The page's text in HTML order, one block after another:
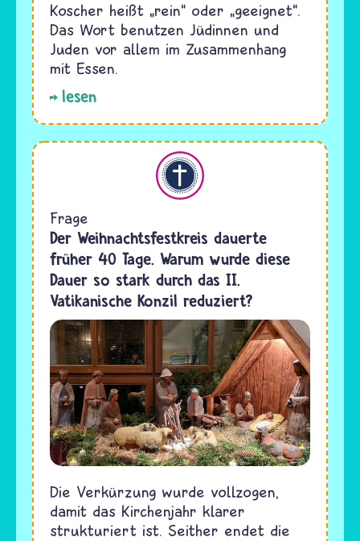
Koscher heißt „rein“ oder „geeignet“.
Das Wort benutzen Jüdinnen und
Juden vor allem im Zusammenhang
mit Essen.
lesen
Christentum
Frage
Der Weihnachtsfestkreis dauerte
früher 40 Tage. Warum wurde diese
Dauer so stark durch das II.
Vatikanische Konzil reduziert?
Die Verkürzung wurde vollzogen,
damit das Kirchenjahr klarer
strukturiert ist. Seither endet die